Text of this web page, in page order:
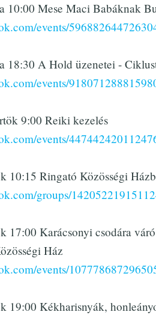
10:00 Mese Maci Babáknak
events/
18:30 A Hold üzenetei -
events/
9:00 Reiki kezelés
events/
10:15 Ringató Közösségi
groups/
17:00 Karácsonyi csodára
Ház
events/
19:00 Kékharisnyák,